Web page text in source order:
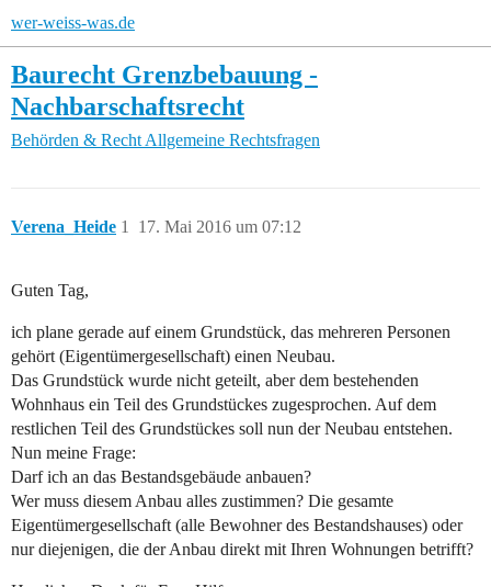
wer-weiss-was.de
Baurecht Grenzbebauung -
Nachbarschaftsrecht
Behörden & Recht Allgemeine Rechtsfragen
Verena_Heide 17. Mai 2016 um 07:12
1
Guten Tag,
ich plane gerade auf einem Grundstück, das mehreren Personen
gehört (Eigentümergesellschaft) einen Neubau.
Das Grundstück wurde nicht geteilt, aber dem bestehenden
Wohnhaus ein Teil des Grundstückes zugesprochen. Auf dem
restlichen Teil des Grundstückes soll nun der Neubau entstehen.
Nun meine Frage:
Darf ich an das Bestandsgebäude anbauen?
Wer muss diesem Anbau alles zustimmen? Die gesamte
Eigentümergesellschaft (alle Bewohner des Bestandshauses) oder
nur diejenigen, die der Anbau direkt mit Ihren Wohnungen betrifft?